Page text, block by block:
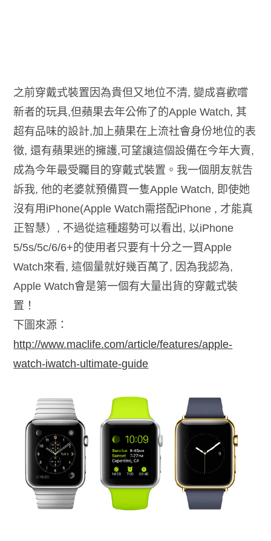
之前穿戴式裝置因為貴但又地位不清, 變成喜歡嚐
新者的玩具,但蘋果去年公佈了的Apple Watch, 其
超有品味的設計,加上蘋果在上流社會身份地位的表
徵, 還有蘋果迷的擁護,可望讓這個設備在今年大賣,
成為今年最受矚目的穿戴式裝置。我一個朋友就告
訴我, 他的老婆就預備買一隻Apple Watch, 即使她
沒有用iPhone(Apple Watch需搭配iPhone , 才能真
正智慧）, 不過從這種趨勢可以看出, 以iPhone
5/5s/5c/6/6+的使用者只要有十分之一買Apple
Watch來看, 這個量就好幾百萬了, 因為我認為,
Apple Watch會是第一個有大量出貨的穿戴式裝
置！
下圖來源：
http://www.maclife.com/article/features/apple-
watch-iwatch-ultimate-guide